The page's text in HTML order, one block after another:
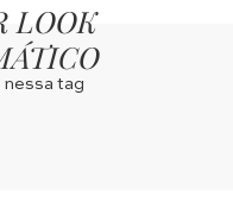
LOOK
nessa tag